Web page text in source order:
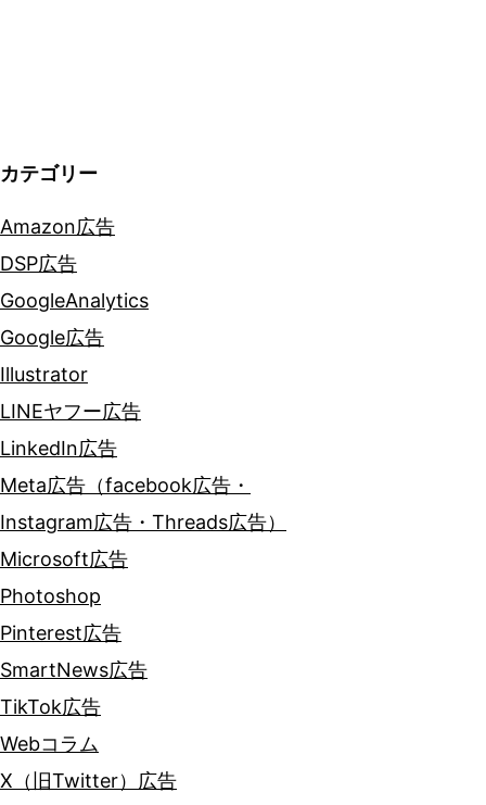
カテゴリー
Amazon広告
DSP広告
GoogleAnalytics
Google広告
Illustrator
LINEヤフー広告
LinkedIn広告
Meta広告（facebook広告・
Instagram広告・Threads広告）
Microsoft広告
Photoshop
Pinterest広告
SmartNews広告
TikTok広告
Webコラム
X（旧Twitter）広告